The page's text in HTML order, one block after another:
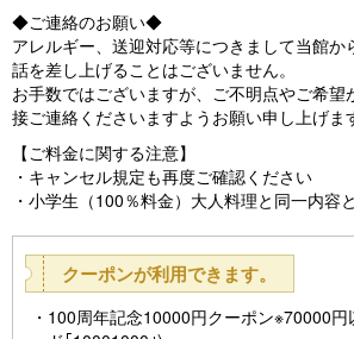
◆ご連絡のお願い◆
アレルギー、送迎対応等につきまして当館か
話を差し上げることはございません。
お手数ではございますが、ご不明点やご希望
接ご連絡くださいますようお願い申し上げま
【ご料金に関する注意】
・キャンセル規定も再度ご確認ください
・小学生（100％料金）大人料理と同一内容
クーポンが利用できます。
100周年記念10000円クーポン※70000円